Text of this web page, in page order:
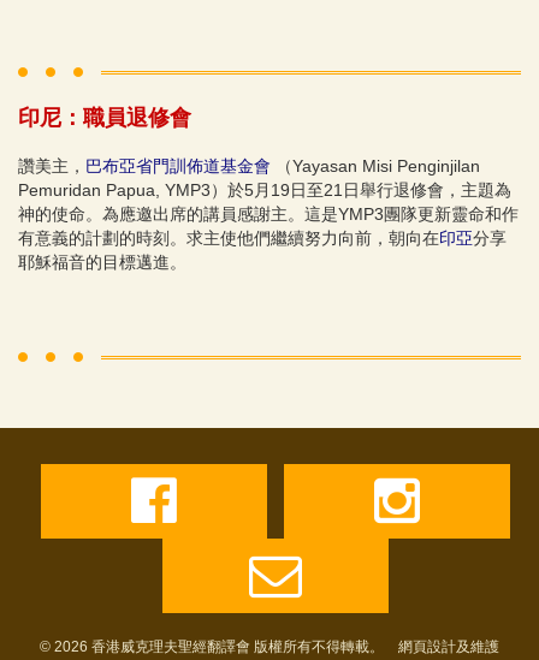
印尼：職員退修會
讚美主， 巴布亞省門訓佈道基金會 （Yayasan Misi Penginjilan
Pemuridan Papua, YMP3）於5月19日至21日舉行退修會，主題為
神的使命。為應邀出席的講員感謝主。這是YMP3團隊更新靈命和作
有意義的計劃的時刻。求主使他們繼續努力向前，朝向在印亞分享
耶穌福音的目標邁進。
© 2026 香港威克理夫聖經翻譯會 版權所有不得轉載。 網頁設計及維護